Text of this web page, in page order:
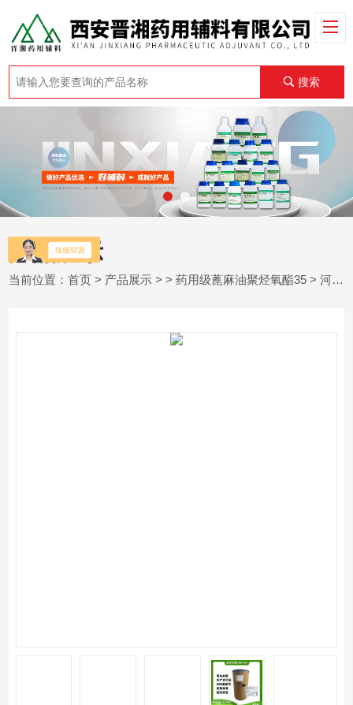
搜索
产品展示
当前位置：首页 > 产品展示 > >药用级蓖麻油聚烃氧酯35 > 河北蓖麻油聚烃氧酯35 巴斯夫进口药用级EL35